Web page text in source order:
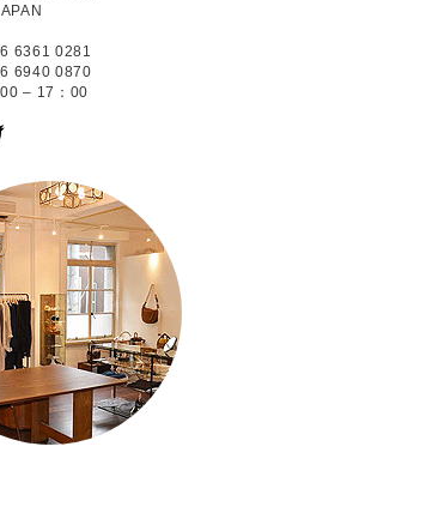
6361 0281
6940 0870
– 17：00